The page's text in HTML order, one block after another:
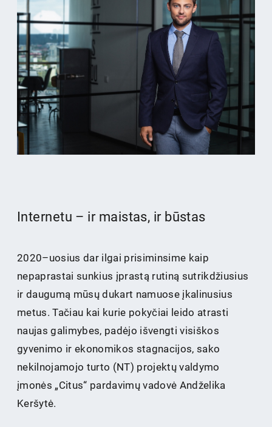
Internetu – ir maistas, ir būstas
2020–uosius dar ilgai prisiminsime kaip
nepaprastai sunkius įprastą rutiną sutrikdžiusius
ir daugumą mūsų dukart namuose įkalinusius
metus. Tačiau kai kurie pokyčiai leido atrasti
naujas galimybes, padėjo išvengti visiškos
gyvenimo ir ekonomikos stagnacijos, sako
nekilnojamojo turto (NT) projektų valdymo
įmonės „Citus“ pardavimų vadovė Andželika
Keršytė.